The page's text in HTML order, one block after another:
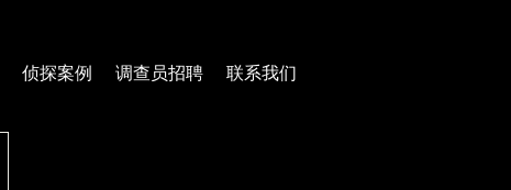
侦探案例 调查员招聘 联系我们